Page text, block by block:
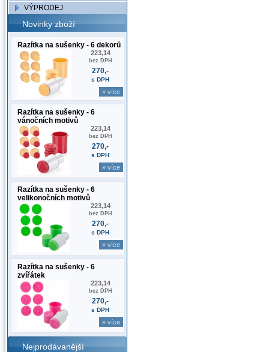
VÝPRODEJ
Novinky zboží
Razítka na sušenky - 6 dekorů
223,14
bez DPH
270,-
s DPH
» více
Razítka na sušenky - 6
vánočních motivů
223,14
bez DPH
270,-
s DPH
» více
Razítka na sušenky - 6
velikonočních motivů
223,14
bez DPH
270,-
s DPH
» více
Razítka na sušenky - 6
zvířátek
223,14
bez DPH
270,-
s DPH
» více
Nejprodávanější